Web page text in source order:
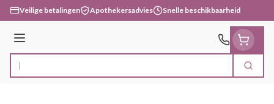
Ga naar de inhoud
Veilige betalingen Apothekersadvies Snelle beschikbaarheid
Menu
Product, merk, categorie... Zoek